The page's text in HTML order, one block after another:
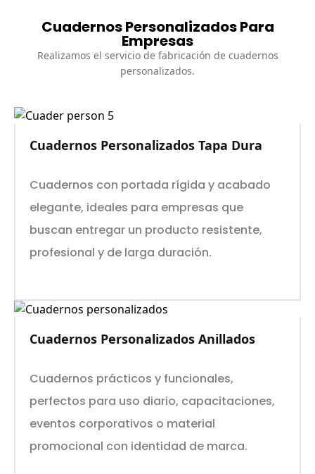
Cuadernos Personalizados Para
Empresas
Realizamos el servicio de fabricación de cuadernos
personalizados.
Cuadernos Personalizados Tapa Dura
Cuadernos con portada rígida y acabado
elegante, ideales para empresas que
buscan entregar un producto resistente,
profesional y de larga duración.
Cuadernos Personalizados Anillados
Cuadernos prácticos y funcionales,
perfectos para uso diario, capacitaciones,
eventos corporativos o material
promocional con identidad de marca.